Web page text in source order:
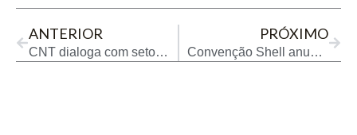
ANTERIOR
CNT dialoga com setor de alimentos sobre os impactos da produção de biodiesel
PRÓXIMO
Convenção Shell anuncia novidades da marca para mais de 500 revendedores na Bahia